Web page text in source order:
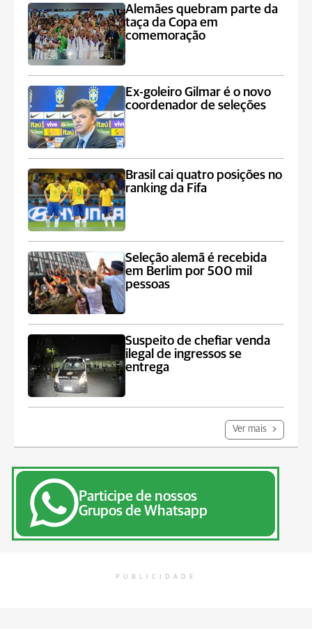
Alemães quebram parte da
taça da Copa em
comemoração
Ex-goleiro Gilmar é o novo
coordenador de seleções
Brasil cai quatro posições no
ranking da Fifa
Seleção alemã é recebida
em Berlim por 500 mil
pessoas
Suspeito de chefiar venda
ilegal de ingressos se
entrega
Ver mais
Participe de nossos
Grupos de Whatsapp
PUBLICIDADE